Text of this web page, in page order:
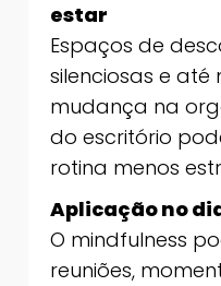
estar
Espaços de
silenciosas e até
mudança na
do escritório
rotina menos
Aplicação no
O mindfulness
reuniões,